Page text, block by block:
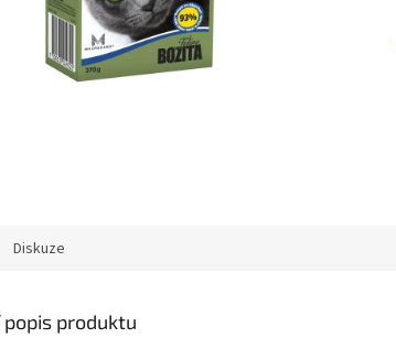
Diskuze
produktu